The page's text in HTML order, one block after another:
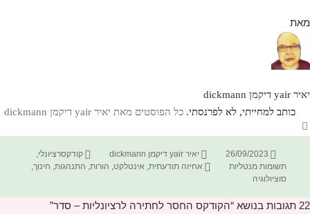
מאת
יאיר yair דיקמן dickmann
כותב למחייתי, לא לפרנסתי. כל הפוסטים מאת יאיר yair דיקמן dickmann‏
פורסם
בתאריך
26/09/2023 מחבר
יאיר yair דיקמן dickmann קטגוריות
קודקסרציונלי,
תשומות מנטליות
תגיות
אחיזה תודעתית, אינטלקט, הורות, התנהגות, חינוך,
סוציולוגיה
22 תגובות בנושא “הקודקס החסר לחתירה לרציונליות – סדר”